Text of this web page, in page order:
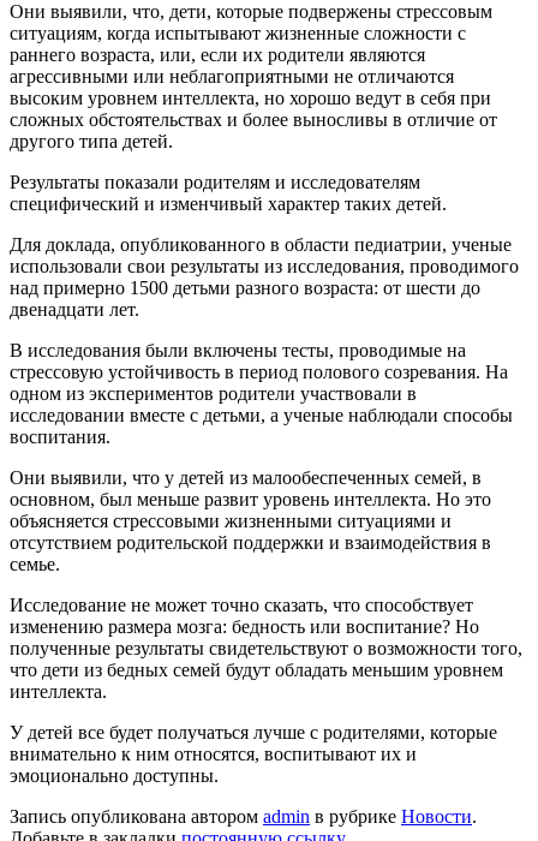
Они выявили, что, дети, которые подвержены стрессовым
ситуациям, когда испытывают жизненные сложности с
раннего возраста, или, если их родители являются
агрессивными или неблагоприятными не отличаются
высоким уровнем интеллекта, но хорошо ведут в себя при
сложных обстоятельствах и более выносливы в отличие от
другого типа детей.
Результаты показали родителям и исследователям
специфический и изменчивый характер таких детей.
Для доклада, опубликованного в области педиатрии, ученые
использовали свои результаты из исследования, проводимого
над примерно 1500 детьми разного возраста: от шести до
двенадцати лет.
В исследования были включены тесты, проводимые на
стрессовую устойчивость в период полового созревания. На
одном из экспериментов родители участвовали в
исследовании вместе с детьми, а ученые наблюдали способы
воспитания.
Они выявили, что у детей из малообеспеченных семей, в
основном, был меньше развит уровень интеллекта. Но это
объясняется стрессовыми жизненными ситуациями и
отсутствием родительской поддержки и взаимодействия в
семье.
Исследование не может точно сказать, что способствует
изменению размера мозга: бедность или воспитание? Но
полученные результаты свидетельствуют о возможности того,
что дети из бедных семей будут обладать меньшим уровнем
интеллекта.
У детей все будет получаться лучше с родителями, которые
внимательно к ним относятся, воспитывают их и
эмоционально доступны.
Запись опубликована автором admin в рубрике Новости.